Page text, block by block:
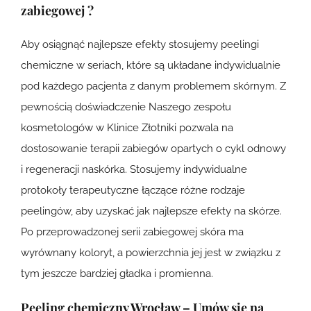
zabiegowej ?
Aby osiągnąć najlepsze efekty stosujemy peelingi
chemiczne w seriach, które są układane indywidualnie
pod każdego pacjenta z danym problemem skórnym. Z
pewnością doświadczenie Naszego zespołu
kosmetologów w Klinice Złotniki pozwala na
dostosowanie terapii zabiegów opartych o cykl odnowy
i regeneracji naskórka. Stosujemy indywidualne
protokoły terapeutyczne łączące różne rodzaje
peelingów, aby uzyskać jak najlepsze efekty na skórze.
Po przeprowadzonej serii zabiegowej skóra ma
wyrównany koloryt, a powierzchnia jej jest w związku z
tym jeszcze bardziej gładka i promienna.
Peeling chemiczny Wrocław – Umów się na